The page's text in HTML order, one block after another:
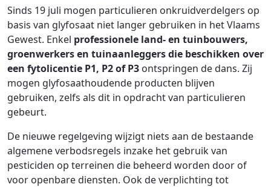
Sinds 19 juli mogen particulieren onkruidverdelgers op
basis van glyfosaat niet langer gebruiken in het Vlaams
Gewest. Enkel professionele land- en tuinbouwers,
groenwerkers en tuinaanleggers die beschikken over
een fytolicentie P1, P2 of P3 ontspringen de dans. Zij
mogen glyfosaathoudende producten blijven
gebruiken, zelfs als dit in opdracht van particulieren
gebeurt.
De nieuwe regelgeving wijzigt niets aan de bestaande
algemene verbodsregels inzake het gebruik van
pesticiden op terreinen die beheerd worden door of
voor openbare diensten. Ook de verplichting tot